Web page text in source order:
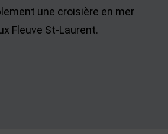
une croisière en mer
Fleuve St-Laurent.